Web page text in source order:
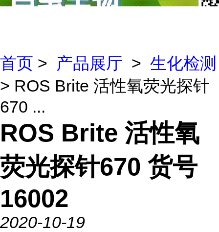
首页 > 产品展厅 > 生化检测
> ROS Brite 活性氧荧光探针
670 ...
ROS Brite 活性氧
荧光探针670 货号
16002
2020-10-19